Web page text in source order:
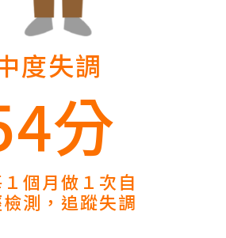
度失調
分
個月做１次自
測，追蹤失調